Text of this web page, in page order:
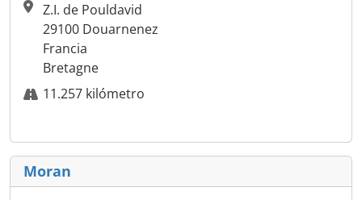
Z.I. de Pouldavid
29100 Douarnenez
Francia
Bretagne
11.257 kilómetro
Moran